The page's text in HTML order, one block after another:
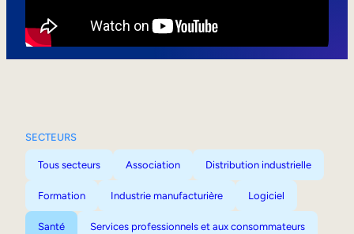
SECTEURS
Tous secteurs Association Distribution industrielle
Formation Industrie manufacturière Logiciel
Santé Services professionnels et aux consommateurs